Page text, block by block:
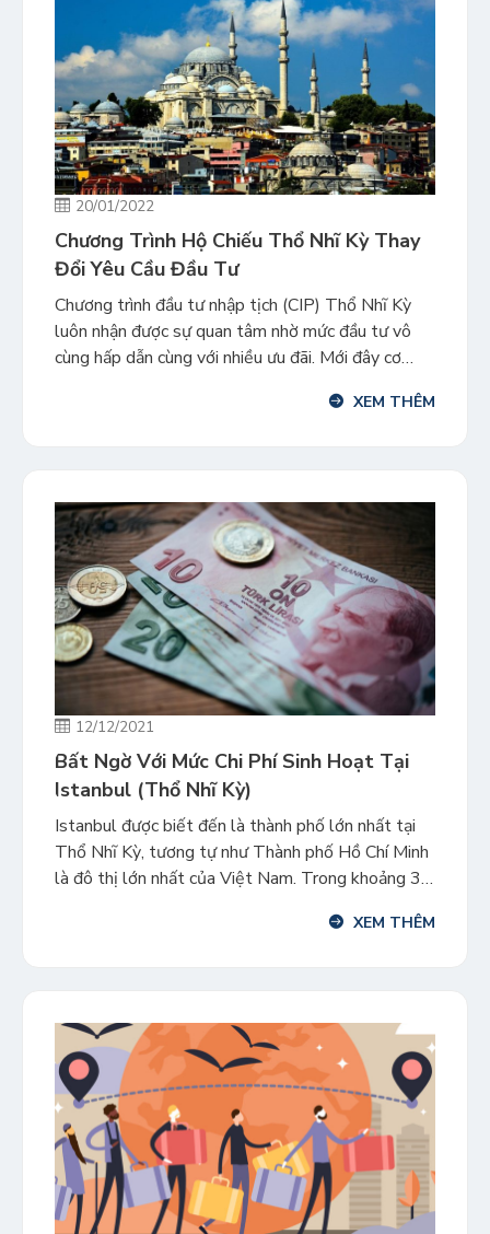
20/01/2022
Chương Trình Hộ Chiếu Thổ Nhĩ Kỳ Thay
Đổi Yêu Cầu Đầu Tư
Chương trình đầu tư nhập tịch (CIP) Thổ Nhĩ Kỳ
luôn nhận được sự quan tâm nhờ mức đầu tư vô
cùng hấp dẫn cùng với nhiều ưu đãi. Mới đây cơ
chương trình áp dụng từ ngày 06/01/2022. Theo
XEM THÊM
12/12/2021
Bất Ngờ Với Mức Chi Phí Sinh Hoạt Tại
Istanbul (Thổ Nhĩ Kỳ)
Istanbul được biết đến là thành phố lớn nhất tại
Thổ Nhĩ Kỳ, tương tự như Thành phố Hồ Chí Minh
là đô thị lớn nhất của Việt Nam. Trong khoảng 3
Việt Nam quan tâm đến chương trình nhập cư Thổ
XEM THÊM